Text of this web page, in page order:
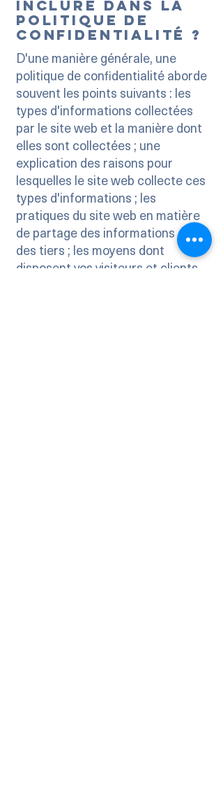
inclure dans la
politique de
confidentialité ?
D'une manière générale, une
politique de confidentialité aborde
souvent les points suivants : les
types d'informations collectées
par le site web et la manière dont
elles sont collectées ; une
explication des raisons pour
lesquelles le site web collecte ces
types d'informations ; les
pratiques du site web en matière
de partage des informations avec
des tiers ; les moyens dont
disposent vos visiteurs et clients